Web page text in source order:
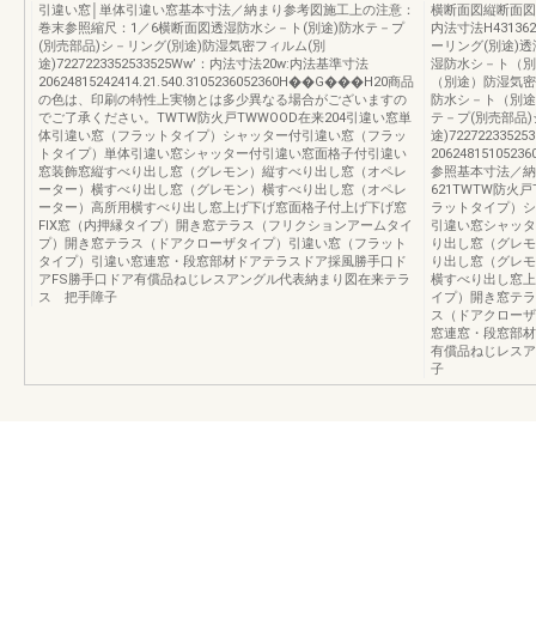
引違い窓│単体引違い窓基本寸法／納まり参考図施工上の注意：
巻末参照縮尺：1／6横断面図透湿防水シ－ト(別途)防水テ－プ
(別売部品)シ－リング(別途)防湿気密フィルム(別
途)7227223352533525Ww’：内法寸法20w:内法基準寸法
20624815242414.21.540.3105236052360H��G���H20商品
の色は、印刷の特性上実物とは多少異なる場合がございますの
でご了承ください。TWTW防火戸TWWOOD在来204引違い窓単
体引違い窓（フラットタイプ）シャッター付引違い窓（フラッ
トタイプ）単体引違い窓シャッター付引違い窓面格子付引違い
窓装飾窓縦すべり出し窓（グレモン）縦すべり出し窓（オペレ
ーター）横すべり出し窓（グレモン）横すべり出し窓（オペレ
ーター）高所用横すべり出し窓上げ下げ窓面格子付上げ下げ窓
FIX窓（内押縁タイプ）開き窓テラス（フリクションアームタイ
プ）開き窓テラス（ドアクローザタイプ）引違い窓（フラット
タイプ）引違い窓連窓・段窓部材ドアテラスドア採風勝手口ド
アFS勝手口ドア有償品ねじレスアングル代表納まり図在来テラ
ス 把手障子
横断面図縦断面
内法寸法
ーリング(別途)
湿防水シ－ト（
（別途）防湿気
防水シ－ト（別
テ－プ(別売部品
途
参照基本寸法／
621TWTW防火
ラットタイプ）
引違い窓シャッ
り出し窓（グレ
り出し窓（グレ
横すべり出し窓
イプ）開き窓テ
ス（ドアクロー
窓連窓・段窓部
有償品ねじレス
子